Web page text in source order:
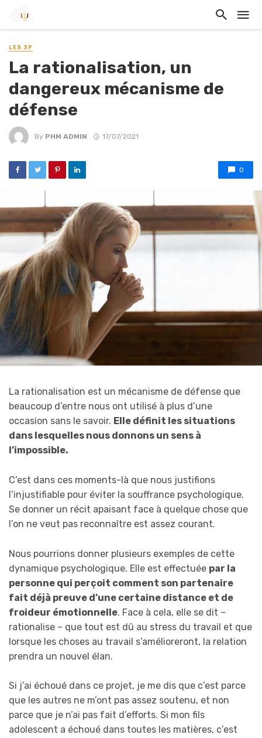
LES 3P
La rationalisation, un
dangereux mécanisme de
défense
By PHM ADMIN 17/07/2021
0
La rationalisation est un mécanisme de défense que
beaucoup d’entre nous ont utilisé à plus d’une
occasion sans le savoir. Elle définit les situations
dans lesquelles nous donnons un sens à
l’impossible.
C’est dans ces moments-là que nous justifions
l’injustifiable pour éviter la souffrance psychologique.
Se donner un récit apaisant face à quelque chose que
l’on ne veut pas reconnaître est assez courant.
Nous pourrions donner plusieurs exemples de cette
dynamique psychologique. Elle est effectuée par la
personne qui perçoit comment son partenaire
fait déjà preuve d’une certaine distance et de
froideur émotionnelle. Face à cela, elle se dit –
rationalise – que tout est dû au stress du travail et que
lorsque les choses au travail s’amélioreront, la relation
prendra un nouvel élan.
Si j’ai échoué dans ce projet, je me dis que c’est parce
que les autres ne m’ont pas assez soutenu, et non
parce que je n’ai pas fait d’efforts. Si mon fils
adolescent a échoué dans toutes les matières, c’est